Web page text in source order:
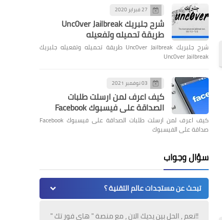
27 فبراير 2020
شرح جلبريك Unc0ver Jailbreak
طريقة تحميله وتفعيله
شرح جلبريك Unc0ver Jailbreak طريقة تحميله وتفعيله جلبريك
Unc0ver Jailbreak
03 نوفمبر 2021
كيف اعرف لمن ارسلت طلبات
الصداقة على فيسبوك Facebook
كيف اعرف لمن ارسلت طلبات الصداقة على فيسبوك Facebook
صداقة على الفيسبوك
سؤال وجواب
تبحث عن مستجدات عالم التقنية ؟
!!نعم , الحل بين يديك الان ، مع منصة " هاي فور تك "